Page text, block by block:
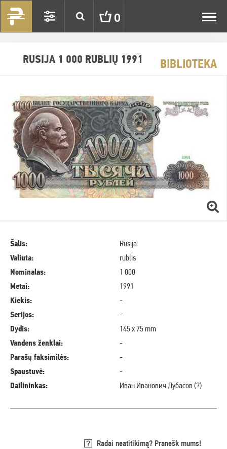
0
RUSIJA 1 000 RUBLIŲ 1991 BIBLIOTEKA
Šalis:
Rusija
Valiuta:
rublis
Nominalas:
1 000
Metai:
1991
Kiekis:
-
Serijos:
-
Dydis:
145 x 75 mm
Vandens ženklai:
-
Parašų faksimilės:
-
Spaustuvė:
-
Dailininkas:
Иван Иванович Дубасов (?)
Radai neatitikimą? Pranešk mums!